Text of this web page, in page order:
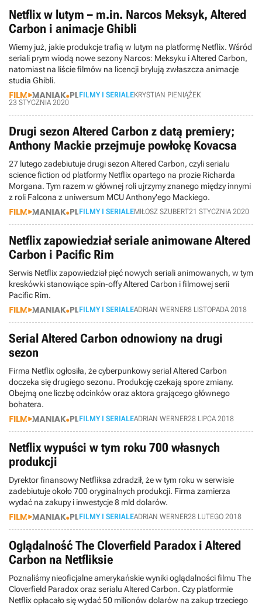
Netflix w lutym – m.in. Narcos Meksyk, Altered
Carbon i animacje Ghibli
Wiemy już, jakie produkcje trafią w lutym na platformę Netflix. Wśród
seriali prym wiodą nowe sezony Narcos: Meksyku i Altered Carbon,
natomiast na liście filmów na licencji brylują zwłaszcza animacje
studia Ghibli.
FILMY I SERIALEKRYSTIAN PIENIĄŻEK
23 STYCZNIA 2020
Drugi sezon Altered Carbon z datą premiery;
Anthony Mackie przejmuje powłokę Kovacsa
27 lutego zadebiutuje drugi sezon Altered Carbon, czyli serialu
science fiction od platformy Netflix opartego na prozie Richarda
Morgana. Tym razem w głównej roli ujrzymy znanego między innymi
z roli Falcona z uniwersum MCU Anthony'ego Mackiego.
FILMY I SERIALEMIŁOSZ SZUBERT21 STYCZNIA 2020
Netflix zapowiedział seriale animowane Altered
Carbon i Pacific Rim
Serwis Netflix zapowiedział pięć nowych seriali animowanych, w tym
kreskówki stanowiące spin-offy Altered Carbon i filmowej serii
Pacific Rim.
FILMY I SERIALEADRIAN WERNER8 LISTOPADA 2018
Serial Altered Carbon odnowiony na drugi
sezon
Firma Netflix ogłosiła, że cyberpunkowy serial Altered Carbon
doczeka się drugiego sezonu. Produkcję czekają spore zmiany.
Obejmą one liczbę odcinków oraz aktora grającego głównego
bohatera.
FILMY I SERIALEADRIAN WERNER28 LIPCA 2018
Netflix wypuści w tym roku 700 własnych
produkcji
Dyrektor finansowy Netfliksa zdradził, że w tym roku w serwisie
zadebiutuje około 700 oryginalnych produkcji. Firma zamierza
wydać na zakupy i inwestycje 8 mld dolarów.
FILMY I SERIALEADRIAN WERNER28 LUTEGO 2018
Oglądalność The Cloverfield Paradox i Altered
Carbon na Netfliksie
Poznaliśmy nieoficjalne amerykańskie wyniki oglądalności filmu The
Cloverfield Paradox oraz serialu Altered Carbon. Czy platformie
Netflix opłacało się wydać 50 milionów dolarów na zakup trzeciego